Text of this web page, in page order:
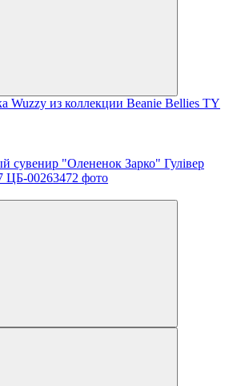
Wuzzy из коллекции Beanie Bellies TY